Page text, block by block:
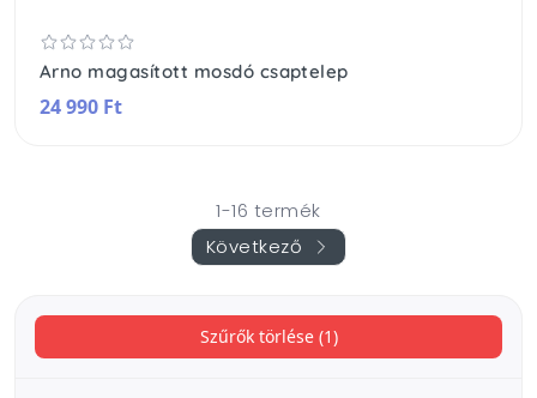
Szűrők törlése (1)
Arno magasított mosdó csaptelep
24 990 Ft
1-16 termék
Következő